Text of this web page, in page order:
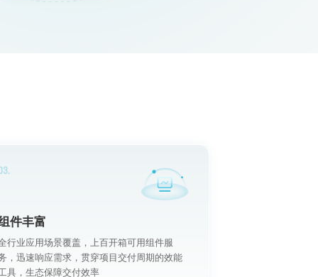
件丰富
行业应用场景覆盖，上百开箱可用组件服
，迅速响应需求，贯穿项目交付周期的效能
具，生态保障交付效率